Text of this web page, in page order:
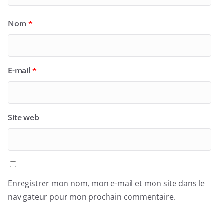
Nom *
E-mail*
Site web
Enregistrer mon nom, mon e-mail et mon site dans le
navigateur pour mon prochain commentaire.